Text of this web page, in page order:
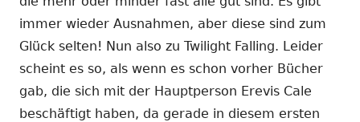
immer wieder Ausnahmen, aber diese sind zum
Glück selten! Nun also zu Twilight Falling. Leider
scheint es so, als wenn es schon vorher Bücher
gab, die sich mit der Hauptperson Erevis Cale
beschäftigt haben, da gerade in diesem ersten